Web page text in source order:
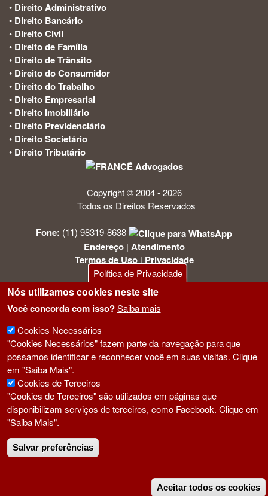
Política de Privacidade
Nós utilizamos cookies neste site
Você concorda com isso? Saiba mais
Cookies Necessários
"Cookies Necessários" fazem parte da navegação para que
possamos identificar e reconhecer você em suas visitas. Clique
em "Saiba Mais".
Cookies de Terceiros
"Cookies de Terceiros" são utilizados em páginas que
disponibilizam serviços de terceiros, como Facebook. Clique em
"Saiba Mais".
Salvar preferências
Aceitar todos os cookies
• Direito Administrativo
• Direito Bancário
• Direito Civil
• Direito de Família
• Direito de Trânsito
• Direito do Consumidor
• Direito do Trabalho
• Direito Empresarial
• Direito Imobiliário
• Direito Previdenciário
• Direito Societário
• Direito Tributário
Copyright © 2004 - 2026
Todos os Direitos Reservados
Fone: (11) 98319-8638
Endereço| Atendimento
Termos de Uso| Privacidade
Cadastre-se
Siga-nos: